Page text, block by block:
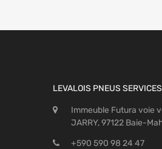
LEVALOIS PNEUS SERVICES
Immeuble Futura voie
JARRY, 97122 Baie-
+590 590 98 24 47